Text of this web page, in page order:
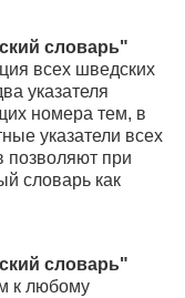
словарь"
всех шведских
указателя
номера тем, в
указатели всех
позволяют при
словарь как
словарь"
к любому